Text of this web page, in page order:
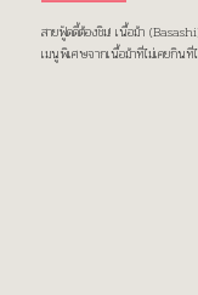
สายฟู้ดดี้ต้องชิม! เนื้อม้า
เมนูพิเศษจากเนื้อม้าที่ไม่เคยกิน